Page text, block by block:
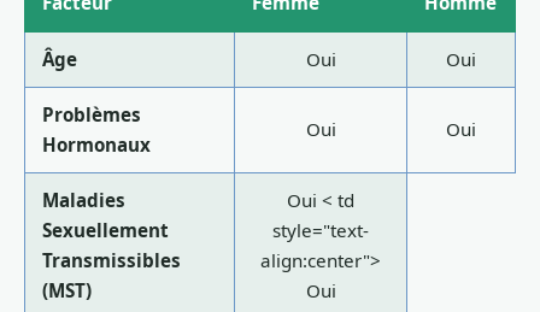
Âge Oui Oui
Problèmes
Hormonaux
Oui Oui
Maladies
Sexuellement
Transmissibles
(MST)
Oui < td
style="text-
align:center">
Oui